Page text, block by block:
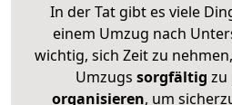
In der Tat gibt es viele
einem Umzug nach
wichtig, sich Zeit zu
Umzugs sorgfältig zu
organisieren, um